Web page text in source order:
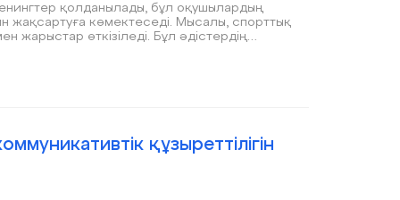
қолданылады, бұл оқушылардың
жақсартуға көмектеседі. Мысалы, спорттық
жарыстар өткізіледі. Бұл әдістердің
мен тәртіпке бағыну дағдылары да
құзыреттілігін